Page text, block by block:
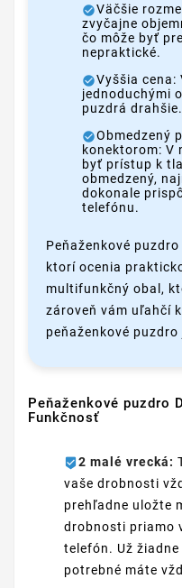
Väčšie
zvyčajne
čo môže byť
nepraktické.
Vyššia cena:
jednoduchými
puzdrá drahšie.
Obmedzený
konektorom: V
byť prístup k
obmedzený,
dokonale
telefónu.
Peňaženkové
ktorí ocenia
multifunkčný obal,
zároveň vám uľahčí
peňaženkové
Peňaženkové puzdro
Funkčnosť
2 malé vrecká:
vaše drobnosti
prehľadne uložte
drobnosti priamo
telefón. Už
potrebné máte